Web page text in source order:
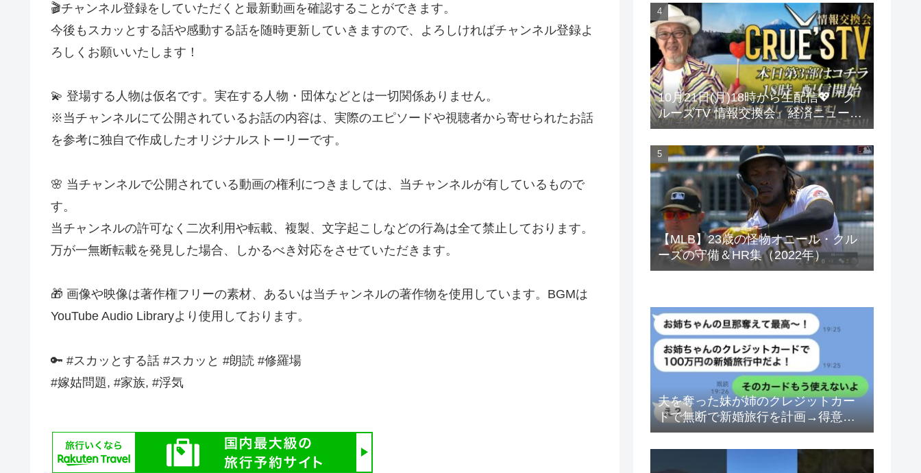
🎬チャンネル登録をしていただくと最新動画を確認することができます。
今後もスカッとする話や感動する話を随時更新していきますので、よろしければチャンネル登録よ
ろしくお願いいたします！
💫 登場する人物は仮名です。実在する人物・団体などとは一切関係ありません。
※当チャンネルにて公開されているお話の内容は、実際のエピソードや視聴者から寄せられたお話
を参考に独自で作成したオリジナルストーリーです。
🌸 当チャンネルで公開されている動画の権利につきましては、当チャンネルが有しているもので
す。
当チャンネルの許可なく二次利用や転載、複製、文字起こしなどの行為は全て禁止しております。
万が一無断転載を発見した場合、しかるべき対応をさせていただきます。
🎁 画像や映像は著作権フリーの素材、あるいは当チャンネルの著作物を使用しています。BGMは
YouTube Audio Libraryより使用しております。
🔑 #スカッとする話 #スカッと #朗読 #修羅場
#嫁姑問題, #家族, #浮気
10月21日(月)18時から生配信💖『ク
ルーズTV 情報交換会』経済ニュース
投資 株式市場 新NISA 投資信託 仮想
通貨 ビットコイン 不動産投資 為替
ベトナムドン イラクディナール
【MLB】23歳の怪物オニール・クル
ーズの守備＆HR集（2022年）
夫を奪った妹が姉のクレジットカー
ドで無断で新婚旅行を計画→得意げ
な妹に「カードは解約したから」と
伝えた時の反応が…ｗ